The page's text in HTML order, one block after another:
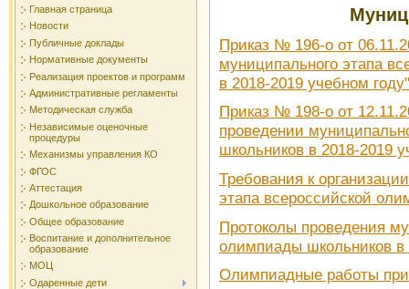
Главная страница
Новости
Публичные доклады
Нормативные документы
Реализация проектов и программ
Административные регламенты
Методическая служба
Независимые оценочные
процедуры
Механизмы управления КО
ФГОС
Аттестация
Дошкольное образование
Общее образование
Воспитание и дополнительное
образование
МОЦ
Одаренные дети
Приказ № 196-о от
муниципального этапа
в 2018-2019 учебном году"
Приказ № 198-о от
проведении
школьников в 2018-2019
Требования к
этапа всероссийской
Протоколы проведения
олимпиады школьников в
Олимпиадные работы